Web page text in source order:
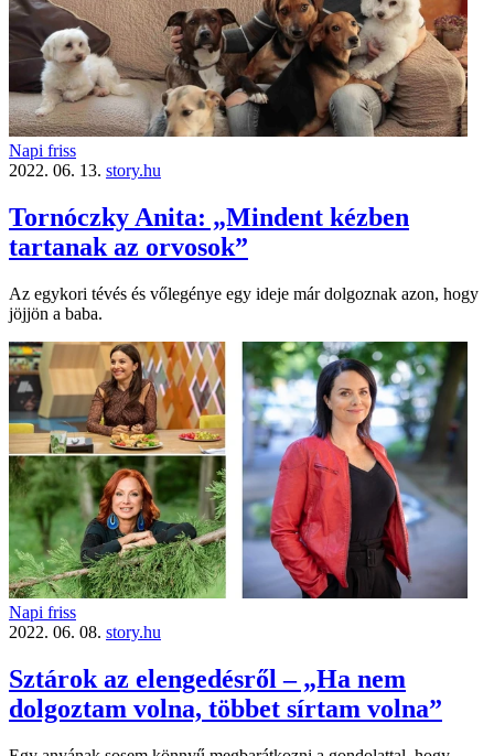
Napi friss
2022. 06. 13. story.hu
Tornóczky Anita: „Mindent kézben
tartanak az orvosok”
Az egykori tévés és vőlegénye egy ideje már dolgoznak azon, hogy
jöjjön a baba.
Napi friss
2022. 06. 08. story.hu
Sztárok az elengedésről – „Ha nem
dolgoztam volna, többet sírtam volna”